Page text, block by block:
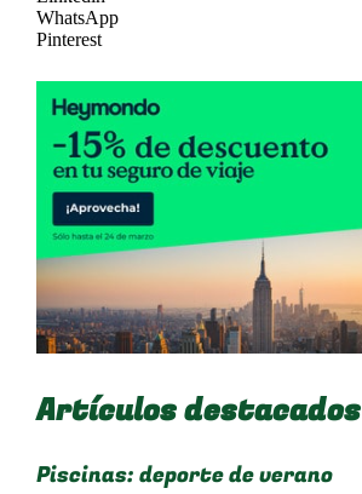
WhatsApp
Pinterest
Artículos destacados
Piscinas: deporte de verano